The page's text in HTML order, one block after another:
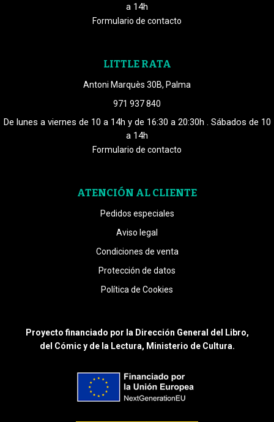
a 14h
Formulario de contacto
LITTLE RATA
Antoni Marquès 30B, Palma
971 937 840
De lunes a viernes de 10 a 14h y de 16:30 a 20:30h . Sábados de 10
a 14h
Formulario de contacto
ATENCIÓN AL CLIENTE
Pedidos especiales
Aviso legal
Condiciones de venta
Protección de datos
Política de Cookies
Proyecto financiado por la Dirección General del Libro,
del Cómic y de la Lectura, Ministerio de Cultura.